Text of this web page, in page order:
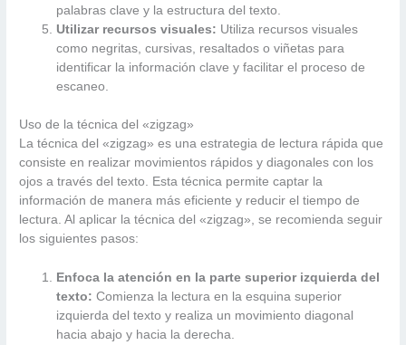
palabras clave y la estructura del texto.
Utilizar recursos visuales: Utiliza recursos visuales
como negritas, cursivas, resaltados o viñetas para
identificar la información clave y facilitar el proceso de
escaneo.
Uso de la técnica del «zigzag»
La técnica del «zigzag» es una estrategia de lectura rápida que
consiste en realizar movimientos rápidos y diagonales con los
ojos a través del texto. Esta técnica permite captar la
información de manera más eficiente y reducir el tiempo de
lectura. Al aplicar la técnica del «zigzag», se recomienda seguir
los siguientes pasos:
Enfoca la atención en la parte superior izquierda del
texto: Comienza la lectura en la esquina superior
izquierda del texto y realiza un movimiento diagonal
hacia abajo y hacia la derecha.